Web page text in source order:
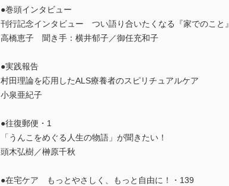
●巻頭インタビュー
刊行記念インタビュー つい語り合いたくなる『家でのこと』
高橋恵子 聞き手：横井郁子／御任充和子
●実践報告
村田理論を応用したALS療養者のスピリチュアルケア
小泉亜紀子
●往復郵便・1
「うんこをめぐる人生の物語」が聞きたい！
頭木弘樹／榊原千秋
●在宅ケア もっとやさしく、もっと自由に！・139